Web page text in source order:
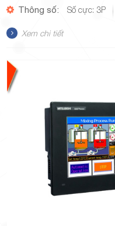
Thông số: Số cực: 3P
Xem chi tiết